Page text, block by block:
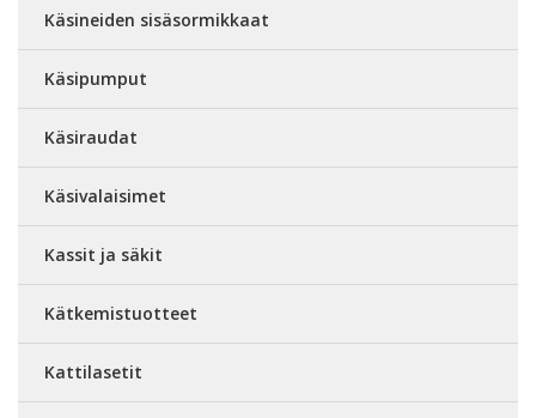
Käsineiden sisäsormikkaat
Käsipumput
Käsiraudat
Käsivalaisimet
Kassit ja säkit
Kätkemistuotteet
Kattilasetit